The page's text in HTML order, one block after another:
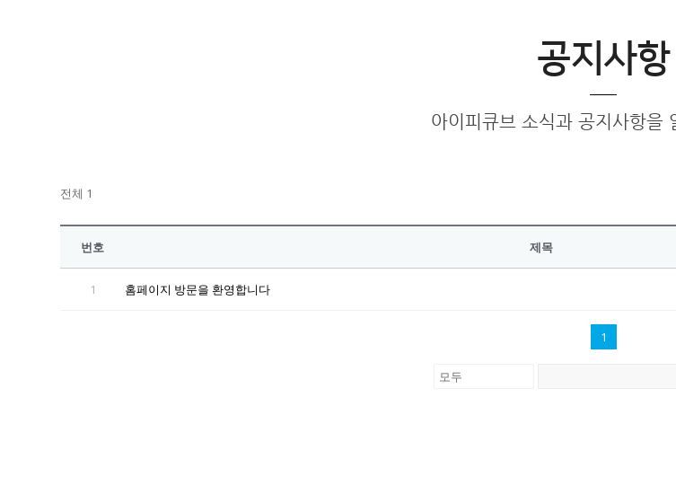
공지사항
아이피큐브 소식과 공지사항을
전체 1
번호 제목
1 홈페이지 방문을 환영합니다
1